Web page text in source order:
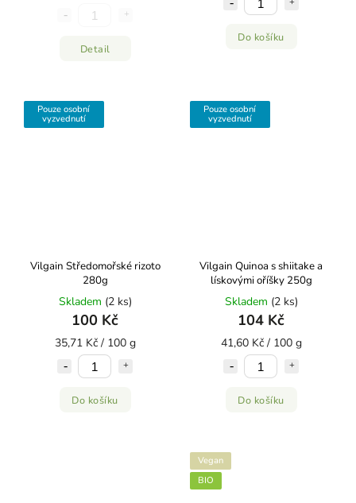
Detail
Do košíku
Pouze osobní
vyzvednutí
Vilgain Středomořské rizoto
280g
Skladem (2 ks)
100 Kč
35,71 Kč / 100 g
Do košíku
Pouze osobní
vyzvednutí
Vilgain Quinoa s shiitake a
lískovými oříšky 250g
Skladem (2 ks)
104 Kč
41,60 Kč / 100 g
Do košíku
Vegan
BIO